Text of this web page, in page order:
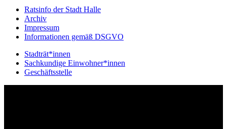
Ratsinfo der Stadt Halle
Archiv
Impressum
Informationen gemäß DSGVO
Stadträt*innen
Sachkundige Einwohner*innen
Geschäftsstelle